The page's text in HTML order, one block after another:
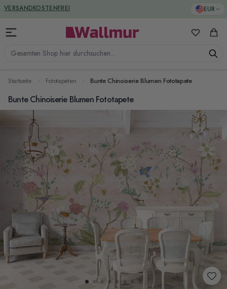
Zum Inhalt springen EUR
Gesamten Shop hier durchsuchen...
Meine
VERSANDKOSTENFREI
GREENGUARD ZERTIFIZIERT
Startseite Fototapeten Bunte Chinoiserie Blumen Fototapete
Bunte Chinoiserie Blumen Fototapete